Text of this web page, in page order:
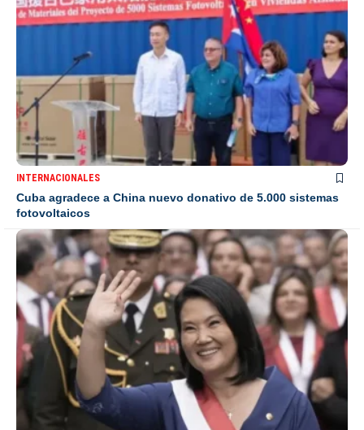
INTERNACIONALES
Cuba agradece a China nuevo donativo de 5.000 sistemas
fotovoltaicos